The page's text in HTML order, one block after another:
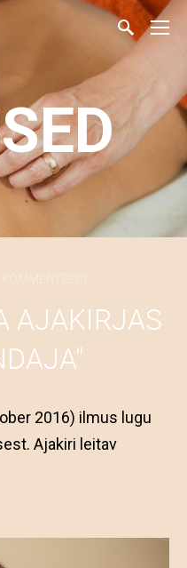
AJAKIRJAS
2016) ilmus lugu
Ajakiri leitav